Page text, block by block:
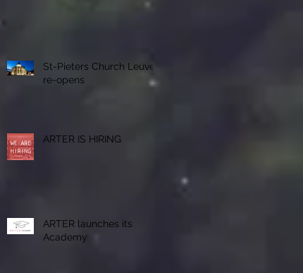
St-Pieters Church Leuven
re-opens
ARTER IS HIRING
ARTER launches its
Academy